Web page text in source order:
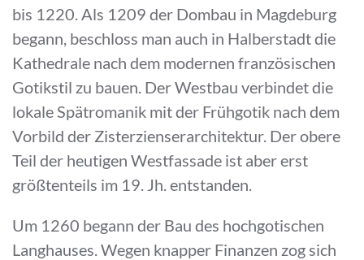
bis 1220. Als 1209 der Dombau in Magdeburg
begann, beschloss man auch in Halberstadt die
Kathedrale nach dem modernen französischen
Gotikstil zu bauen. Der Westbau verbindet die
lokale Spätromanik mit der Frühgotik nach dem
Vorbild der Zisterzienserarchitektur. Der obere
Teil der heutigen Westfassade ist aber erst
größtenteils im 19. Jh. entstanden.
Um 1260 begann der Bau des hochgotischen
Langhauses. Wegen knapper Finanzen zog sich